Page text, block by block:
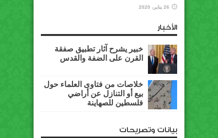
26 يناير، 2020
الأخبار
خبير يشرح آثار تطبيق صفقة
القرن على الضفة والقدس
خلاصات من فتاوى العلماء حول
بيع أو التنازل عن أراضي
فلسطين للصهاينة
بيانات وتصريحات